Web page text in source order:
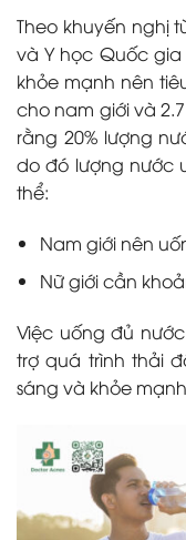
Theo khuyến nghị
và Y học Quốc gia
khỏe mạnh nên
cho nam giới và
rằng 20% lượng
do đó lượng nước
thể:
Nam giới nên
Nữ giới cần
Việc uống đủ
trợ quá trình thải
sáng và khỏe